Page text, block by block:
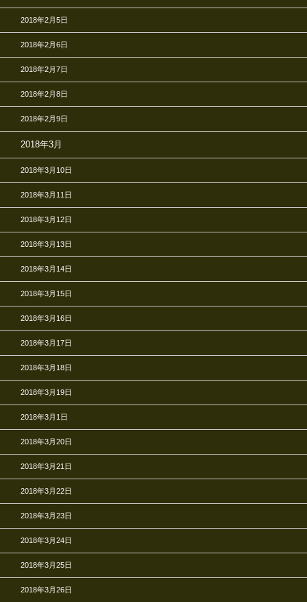
2018年2月5日
2018年2月6日
2018年2月7日
2018年2月8日
2018年2月9日
2018年3月
2018年3月10日
2018年3月11日
2018年3月12日
2018年3月13日
2018年3月14日
2018年3月15日
2018年3月16日
2018年3月17日
2018年3月18日
2018年3月19日
2018年3月1日
2018年3月20日
2018年3月21日
2018年3月22日
2018年3月23日
2018年3月24日
2018年3月25日
2018年3月26日